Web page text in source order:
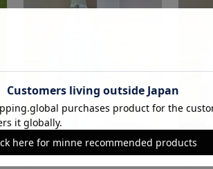
Red lineトレーナー フレブル服 犬服
展示中 展示中